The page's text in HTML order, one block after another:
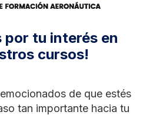
por tu interés en
cursos!
de que estés
tan importante hacia tu